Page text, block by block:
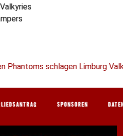
Phantoms schlagen Limburg
SPONSOREN